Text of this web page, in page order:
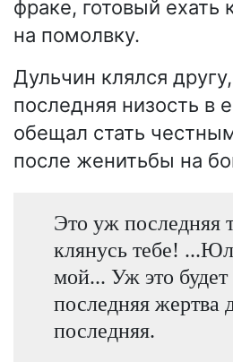
фраке, готовый
на помолвку.
Дульчин клялся
последняя низость в
обещал стать
после женитьбы на
Это уж последняя
клянусь тебе!
мой... Уж это будет
последняя жертва
последняя.